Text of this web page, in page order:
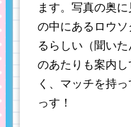
ます。写真の奥
の中にあるロウ
るらしい（聞い
のあたりも案内
く、マッチを持
っす！